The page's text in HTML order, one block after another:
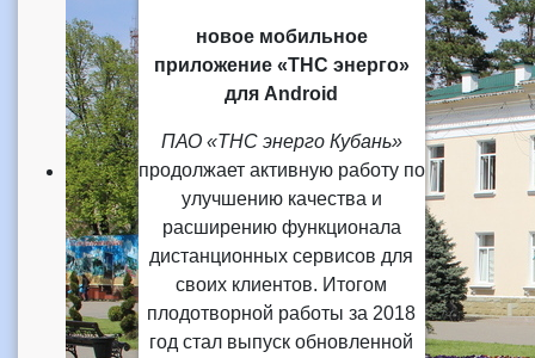
новое мобильное
приложение «ТНС энерго»
для Android
ПАО «ТНС энерго Кубань»
продолжает активную работу по
улучшению качества и
расширению функционала
дистанционных сервисов для
своих клиентов. Итогом
плодотворной работы за 2018
год стал выпуск обновленной